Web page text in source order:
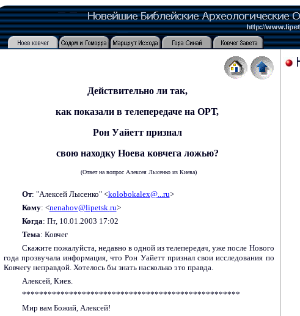
Действительно ли так,
как показали в телепередаче на ОРТ,
Рон Уайетт признал
свою находку Ноева ковчега ложью?
(Ответ на вопрос Алексея Лысенко из Киева)
От: "Алексей Лысенко" <kolobokalex@...ru>
Кому: <nenahov@lipetsk.ru>
Когда: Пт, 10.01.2003 17:02
Тема: Ковчег
Скажите пожалуйста, недавно в одной из телепередач, уже после Нового
года прозвучала информация, что Рон Уайетт признал свои исследования по
Ковчегу неправдой. Хотелось бы знать насколько это правда.
Алексей, Киев.
***************************************************
Мир вам Божий, Алексей!